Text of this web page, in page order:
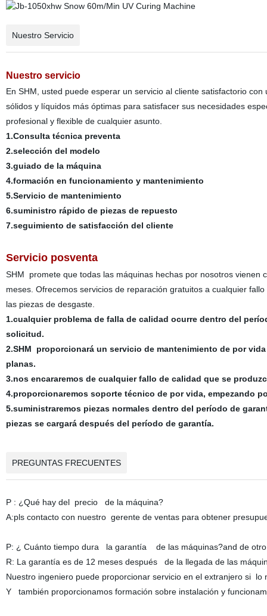
Nuestro Servicio
Nuestro servicio
En SHM , usted puede esperar un servicio al cliente satisfactorio
sólidos y líquidos más óptimas para satisfacer sus necesidades
profesional y flexible de cualquier asunto.
1.Consulta técnica preventa
2.selección del modelo
3.guiado de la máquina
4.formación en funcionamiento y mantenimiento
5.Servicio de mantenimiento
6.suministro rápido de piezas de repuesto
7.seguimiento de satisfacción del cliente
Servicio posventa
SHM
promete que todas las máquinas hechas por nosotros
meses. Ofrecemos servicios de reparación gratuitos a cualquier
las piezas de desgaste.
1.cualquier problema de falla de calidad ocurre dentro del
solicitud.
2.SHM
proporcionará un servicio de mantenimiento de por
planas.
3.nos encararemos de cualquier fallo de calidad que se
4.proporcionaremos soporte técnico de por vida, empezando
5.suministraremos piezas normales dentro del período de
piezas se cargará después del período de garantía.
PREGUNTAS FRECUENTES
P : ¿Qué hay del precio de la máquina?
A:pls contacto con nuestro gerente de ventas para obtener
P: ¿ Cuánto tiempo dura la garantía de las máquinas?and de otro
R: La garantía es de 12 meses después de la llegada de las
Nuestro ingeniero puede proporcionar servicio en el extranjero si lo
Y también proporcionamos formación sobre instalación y